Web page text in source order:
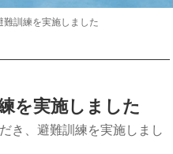
訓練を実施しました
を実施しました
き、避難訓練を実施しまし